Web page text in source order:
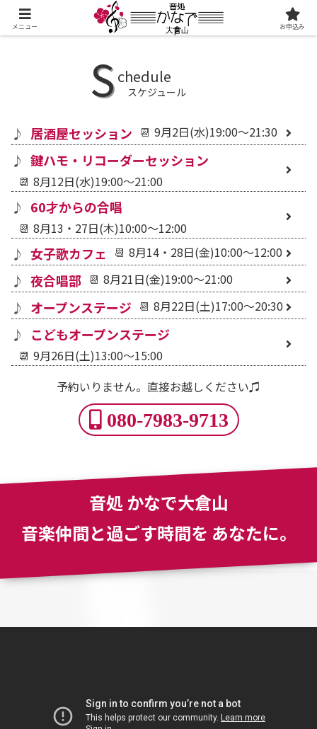
Schedule
スケジュール
居酒屋セッション 9月2日(水)19:00～21:30
鍵ハモ・リコーダーセッション
8月12日(水)19:00～21:00
60才からの合唱
8月13・27日(木)10:00～12:00
女子歌カフェ 8月14・28日(金)10:00～12:00
夜合唱部 8月21日(金)19:00～21:00
オープンステージ 8月22日(土)17:00～20:30
こどもオープンステージ
9月26日(土)13:00～15:00
予約いりません。直接お越しください♫
080-7983-9713
音処 かなで大倉山
音楽仲間と過ごす時間を あなたに。
メニュー お申込み